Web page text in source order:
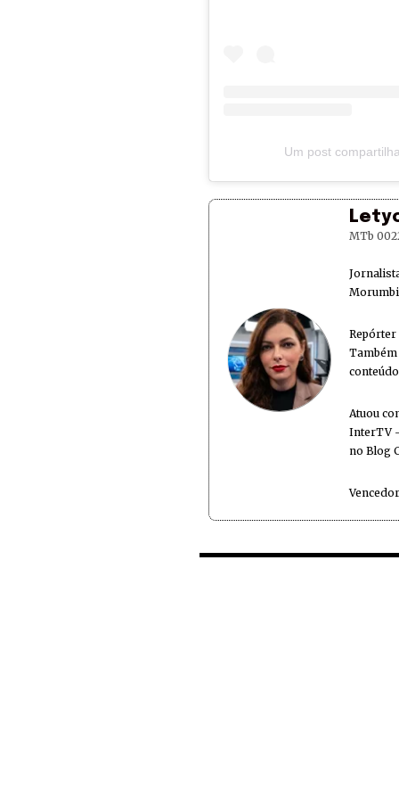
Um post
MTb
Morumbi
Repórter
Atuou
InterTV -
no Blog